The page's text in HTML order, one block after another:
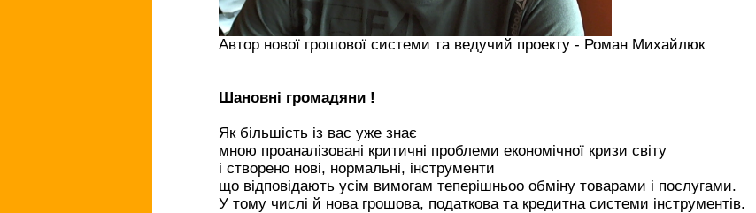
Автор нової грошової системи та ведучий проекту - Роман Михайлюк
Шановні громадяни !
Як більшість із вас уже знає
мною проаналізовані критичні проблеми економічної кризи світу
і створено нові, нормальні, інструменти
що відповідають усім вимогам теперішньоо обміну товарами і послугами.
У тому числі й нова грошова, податкова та кредитна системи інструментів.